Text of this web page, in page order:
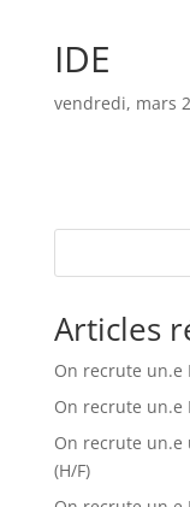
IDE
vendredi, mars
Articles
On recrute un.e
On recrute un.e
On recrute un.e
(H/F)